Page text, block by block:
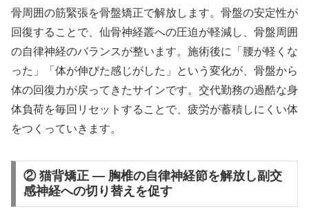
骨周囲の筋緊張を骨盤矯正で解放します。骨盤の安定性が
回復することで、仙骨神経叢への圧迫が軽減し、骨盤周囲
の自律神経のバランスが整います。施術後に「腰が軽くな
った」「体が伸びた感じがした」という変化が、骨盤から
体の回復力が戻ってきたサインです。交代勤務の過酷な身
体負荷を毎回リセットすることで、疲労が蓄積しにくい体
をつくっていきます。
② 猫背矯正 — 胸椎の自律神経節を解放し副交
感神経への切り替えを促す